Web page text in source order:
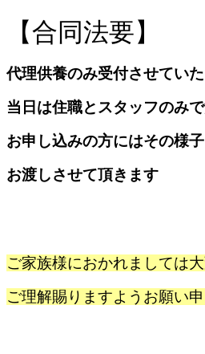
【合同法要】
代理供養のみ受付させてい
当日は住職とスタッフのみ
お申し込みの方にはその様
お渡しさせて頂きます
ご家族様におかれましては
ご理解賜りますようお願い